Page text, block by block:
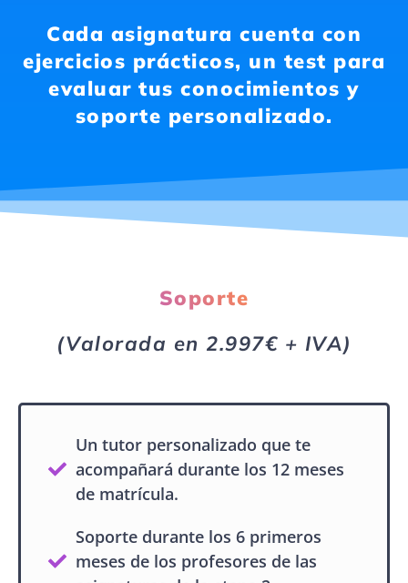
Cada asignatura cuenta con
ejercicios prácticos, un test para
evaluar tus conocimientos y
soporte personalizado.
Soporte
(Valorada en 2.997€ + IVA)
Un tutor personalizado que te
acompañará durante los 12 meses
de matrícula.
Soporte durante los 6 primeros
meses de los profesores de las